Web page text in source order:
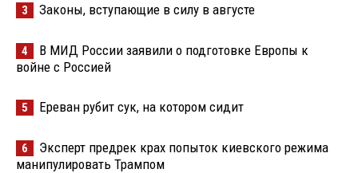
3 Законы, вступающие в силу в августе
4
В МИД России заявили о подготовке Европы к
войне с Россией
5 Ереван рубит сук, на котором сидит
6
Эксперт предрек крах попыток киевского режима
манипулировать Трампом